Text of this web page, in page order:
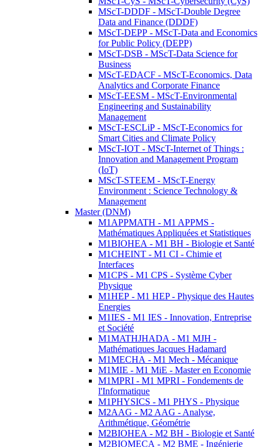
MScT-DDDF - MScT-Double Degree
Data and Finance (DDDF)
MScT-DEPP - MScT-Data and Economics
for Public Policy (DEPP)
MScT-DSB - MScT-Data Science for
Business
MScT-EDACF - MScT-Economics, Data
Analytics and Corporate Finance
MScT-EESM - MScT-Environmental
Engineering and Sustainability
Management
MScT-ESCLiP - MScT-Economics for
Smart Cities and Climate Policy
MScT-IOT - MScT-Internet of Things :
Innovation and Management Program
(IoT)
MScT-STEEM - MScT-Energy
Environment : Science Technology &
Management
Master (DNM)
M1APPMATH - M1 APPMS -
Mathématiques Appliquées et Statistiques
M1BIOHEA - M1 BH - Biologie et Santé
M1CHEINT - M1 CI - Chimie et
Interfaces
M1CPS - M1 CPS - Système Cyber
Physique
M1HEP - M1 HEP - Physique des Hautes
Energies
M1IES - M1 IES - Innovation, Entreprise
et Société
M1MATHJHADA - M1 MJH -
Mathématiques Jacques Hadamard
M1MECHA - M1 Mech - Mécanique
M1MIE - M1 MiE - Master en Economie
M1MPRI - M1 MPRI - Fondements de
l'Informatique
M1PHYSICS - M1 PHYS - Physique
M2AAG - M2 AAG - Analyse,
Arithmétique, Géométrie
M2BIOHEA - M2 BH - Biologie et Santé
M2BIOMECA - M2 BME - Ingénierie